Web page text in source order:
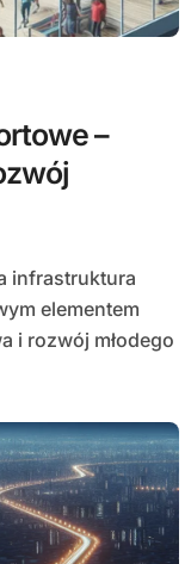
–
elementem
i rozwój młodego